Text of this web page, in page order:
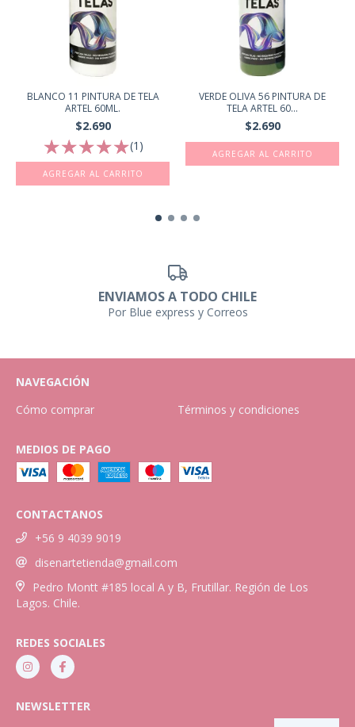
BLANCO 11 PINTURA DE TELA
ARTEL 60ML.
$2.690
(1)
VERDE OLIVA 56 PINTURA DE
TELA ARTEL 60...
$2.690
ENVIAMOS A TODO CHILE
Por Blue express y Correos
NAVEGACIÓN
Cómo comprar
Términos y condiciones
MEDIOS DE PAGO
CONTACTANOS
+56 9 4039 9019
disenartetienda@gmail.com
Pedro Montt #185 local A y B, Frutillar. Región de Los
Lagos. Chile.
REDES SOCIALES
NEWSLETTER